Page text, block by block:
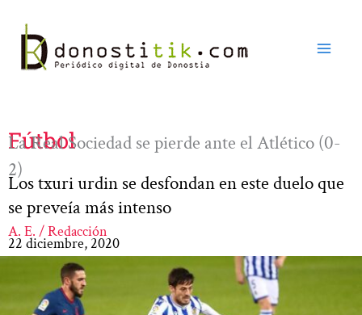
contenido
Fútbol
La Real Sociedad se pierde ante el Atlético (0-
2)
Los txuri urdin se desfondan en este duelo que
se preveía más intenso
A. E. / Redacción
22 diciembre, 2020